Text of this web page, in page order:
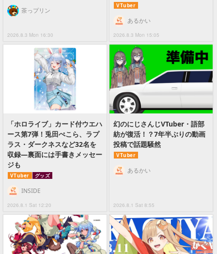
2026.8.3 Mon 16:30
茶っプリン
VTuber
2026.8.3 Mon 15:05
あるかい
「ホロライブ」カード付ウエハ
ース第7弾！兎田ぺこら、ラプ
ラス・ダークネスなど32名を
収録―裏面には手書きメッセー
ジも
VTuber グッズ
2026.8.1 Sat 12:20
INSIDE
幻のにじさんじVTuber・語部
紡が復活！？7年半ぶりの動画
投稿で話題騒然
VTuber
2026.8.1 Sat 8:55
あるかい